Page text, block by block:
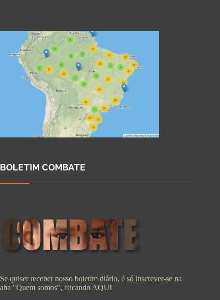
BOLETIM COMBATE
Se quiser receber nosso boletim diário, é só inscrever-se na
aba "Quem somos", clicando AQUI